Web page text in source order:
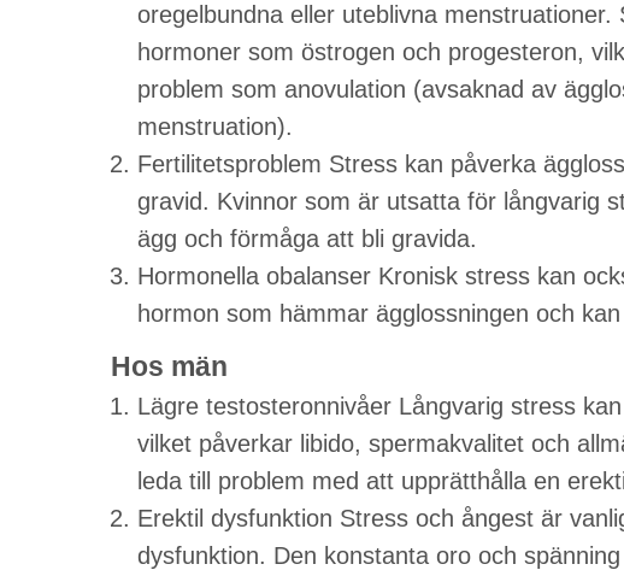
oregelbundna eller uteblivna
hormoner som östrogen och progesteron,
problem som anovulation (avsaknad av
menstruation).
Fertilitetsproblem Stress kan påverka
gravid. Kvinnor som är utsatta för långvarig
ägg och förmåga att bli gravida.
Hormonella obalanser Kronisk stress kan
hormon som hämmar ägglossningen och
Hos män
Lägre testosteronnivåer Långvarig stress
vilket påverkar libido, spermakvalitet och
leda till problem med att upprätthålla en
Erektil dysfunktion Stress och ångest är
dysfunktion. Den konstanta oro och